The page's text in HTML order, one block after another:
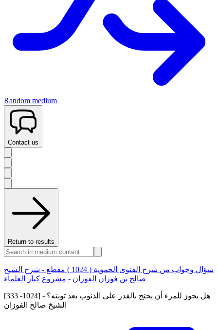
Random medium
Contact us
Return to results
سؤال وجواب من شرح الفتوى الحموية ( 1024 ) مقطع - شرح الشيخ
صالح بن فوزان الفوزان - مشروع كبار العلماء
[333 -1024] هل يجوز للمرء أن يحتج بالقدر على الذنوب بعد توبته؟ -
الشيخ صالح الفوزان